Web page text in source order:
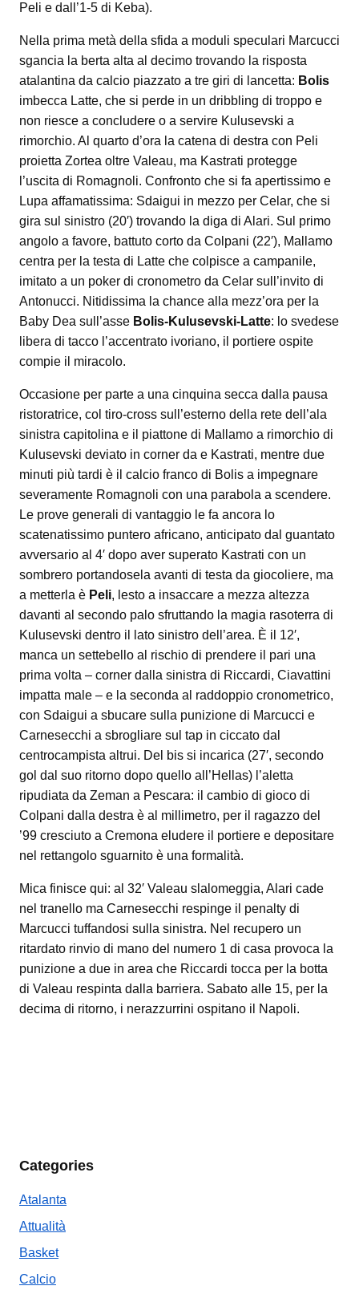
Peli e dall’1-5 di Keba).
Nella prima metà della sfida a moduli speculari Marcucci
sgancia la berta alta al decimo trovando la risposta
atalantina da calcio piazzato a tre giri di lancetta: Bolis
imbecca Latte, che si perde in un dribbling di troppo e
non riesce a concludere o a servire Kulusevski a
rimorchio. Al quarto d’ora la catena di destra con Peli
proietta Zortea oltre Valeau, ma Kastrati protegge
l’uscita di Romagnoli. Confronto che si fa apertissimo e
Lupa affamatissima: Sdaigui in mezzo per Celar, che si
gira sul sinistro (20′) trovando la diga di Alari. Sul primo
angolo a favore, battuto corto da Colpani (22′), Mallamo
centra per la testa di Latte che colpisce a campanile,
imitato a un poker di cronometro da Celar sull’invito di
Antonucci. Nitidissima la chance alla mezz’ora per la
Baby Dea sull’asse Bolis-Kulusevski-Latte: lo svedese
libera di tacco l’accentrato ivoriano, il portiere ospite
compie il miracolo.
Occasione per parte a una cinquina secca dalla pausa
ristoratrice, col tiro-cross sull’esterno della rete dell’ala
sinistra capitolina e il piattone di Mallamo a rimorchio di
Kulusevski deviato in corner da e Kastrati, mentre due
minuti più tardi è il calcio franco di Bolis a impegnare
severamente Romagnoli con una parabola a scendere.
Le prove generali di vantaggio le fa ancora lo
scatenatissimo puntero africano, anticipato dal guantato
avversario al 4′ dopo aver superato Kastrati con un
sombrero portandosela avanti di testa da giocoliere, ma
a metterla è Peli, lesto a insaccare a mezza altezza
davanti al secondo palo sfruttando la magia rasoterra di
Kulusevski dentro il lato sinistro dell’area. È il 12′,
manca un settebello al rischio di prendere il pari una
prima volta – corner dalla sinistra di Riccardi, Ciavattini
impatta male – e la seconda al raddoppio cronometrico,
con Sdaigui a sbucare sulla punizione di Marcucci e
Carnesecchi a sbrogliare sul tap in ciccato dal
centrocampista altrui. Del bis si incarica (27′, secondo
gol dal suo ritorno dopo quello all’Hellas) l’aletta
ripudiata da Zeman a Pescara: il cambio di gioco di
Colpani dalla destra è al millimetro, per il ragazzo del
’99 cresciuto a Cremona eludere il portiere e depositare
nel rettangolo sguarnito è una formalità.
Mica finisce qui: al 32′ Valeau slalomeggia, Alari cade
nel tranello ma Carnesecchi respinge il penalty di
Marcucci tuffandosi sulla sinistra. Nel recupero un
ritardato rinvio di mano del numero 1 di casa provoca la
punizione a due in area che Riccardi tocca per la botta
di Valeau respinta dalla barriera. Sabato alle 15, per la
decima di ritorno, i nerazzurrini ospitano il Napoli.
Categories
Atalanta
Attualità
Basket
Calcio